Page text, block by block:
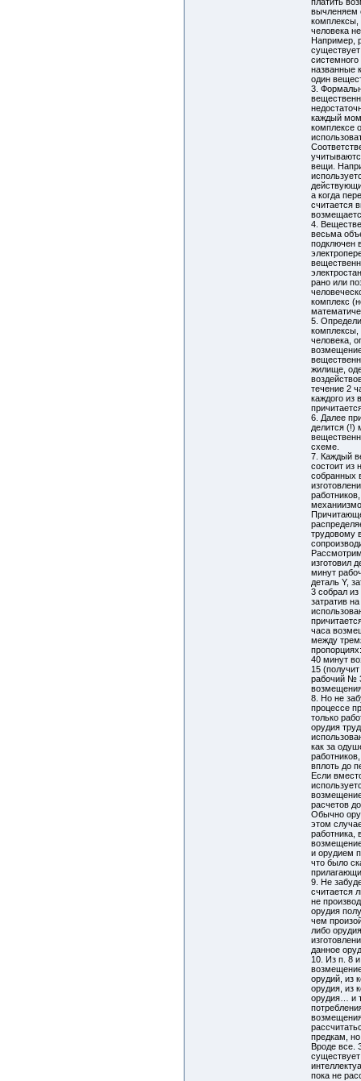
вычленяем
человека
Например,
названные
один
3.
каждый
комплексе
вещи.
а когда
считается
4.
весьма
подключен
рано или
комплекс
5.
человека,
жилище,
течение 2
каждого из
6. Далее
делится (!)
схеме.
7. Каждый
состоит из
собранных
трудовому
изготовил
минут
деталь Y,
3 собрал
затратив
часа
между
40 минут
15
рабочий №
8. Но не
процессе
только
орудия
как за
вплоть до
Если
расчетов
Обычно
этом
работника,
и орудием
что было
9. Не
считается
не
орудия
чем
либо
данное
10. Из п. 8
орудий, из
орудия, из
орудия… и
предкам,
Вроде все.
пока не